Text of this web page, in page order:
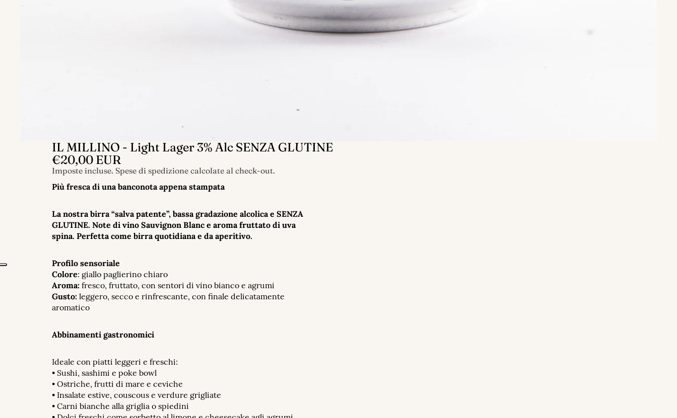
IL MILLINO - Light Lager 3% Alc SENZA GLUTINE
€20,00 EUR
Imposte incluse. Spese di spedizione calcolate al check-out.
Più fresca di una banconota appena stampata
La nostra birra “salva patente”, bassa gradazione alcolica e SENZA
GLUTINE. Note di vino Sauvignon Blanc e aroma fruttato di uva
spina.Perfetta come birra quotidiana e da aperitivo.
Profilo sensoriale
Colore: giallo paglierino chiaro
Aroma: fresco, fruttato, con sentori di vino bianco e agrumi
Gusto: leggero, secco e rinfrescante, con finale delicatamente
aromatico
Abbinamenti gastronomici
Ideale con piatti leggeri e freschi:
• Sushi, sashimi e poke bowl
• Ostriche, frutti di mare e ceviche
• Insalate estive, couscous e verdure grigliate
• Carni bianche alla griglia o spiedini